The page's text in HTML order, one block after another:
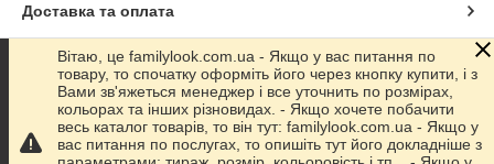
Доставка та оплата
Графік роботи
Повна версія сайту
Вітаю, це familylook.com.ua - Якщо у вас питання по
товару, то спочатку оформіть його через кнопку купити, і з
Вами зв'яжеться менеджер і все уточнить по розмірах,
кольорах та інших різновидах. - Якщо хочете побачити
весь каталог товарів, то він тут: familylook.com.ua - Якщо у
вас питання по послугах, то опишіть тут його докладніше з